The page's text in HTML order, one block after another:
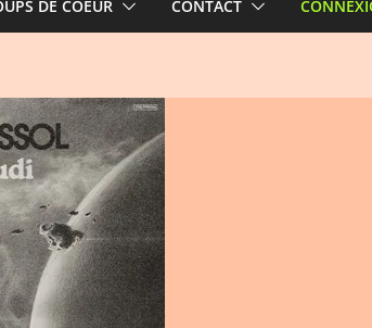
DE COEUR CONTACT